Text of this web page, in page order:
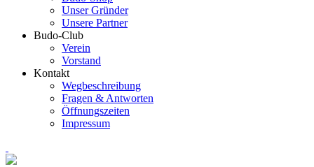
Unser Gründer
Unsere Partner
Budo-Club
Verein
Vorstand
Kontakt
Wegbeschreibung
Fragen & Antworten
Öffnungszeiten
Impressum